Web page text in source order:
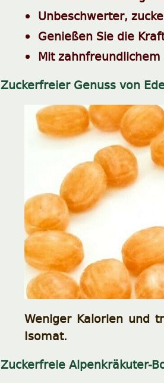
Unbeschwerter,
Genießen Sie die
Mit
Zuckerfreier Genuss von
Weniger Kalorien und
Isomat.
Zuckerfreie Alpenkräkuter-